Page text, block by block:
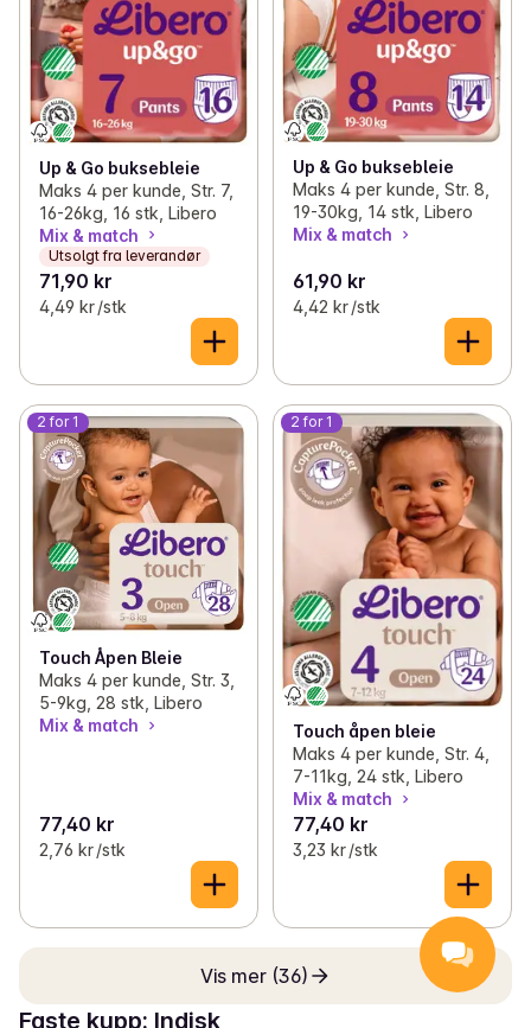
Up & Go buksebleie
Maks 4 per kunde, Str. 7,
16-26kg, 16 stk, Libero
Mix & match
Utsolgt fra leverandør
71,90 kr
4,49 kr /stk
Up & Go buksebleie
Maks 4 per kunde, Str. 8,
19-30kg, 14 stk, Libero
Mix & match
61,90 kr
4,42 kr /stk
2 for 1
Touch Åpen Bleie
Maks 4 per kunde, Str. 3,
5-9kg, 28 stk, Libero
Mix & match
77,40 kr
2,76 kr /stk
2 for 1
Touch åpen bleie
Maks 4 per kunde, Str. 4,
7-11kg, 24 stk, Libero
Mix & match
77,40 kr
3,23 kr /stk
Vis mer (36)
Faste kupp: Indisk